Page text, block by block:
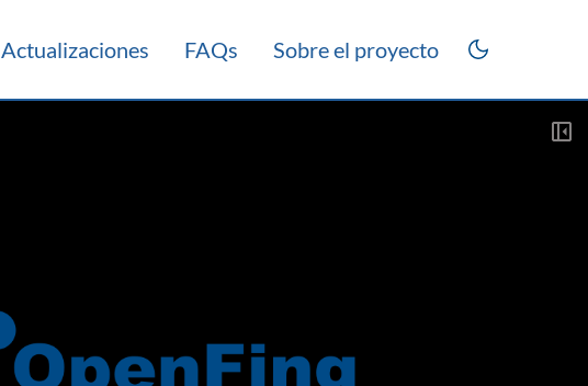
Actualizaciones FAQs Sobre el proyecto